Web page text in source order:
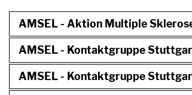
AMSEL - Aktion Multiple
AMSEL - Kontaktgruppe
AMSEL - Kontaktgruppe